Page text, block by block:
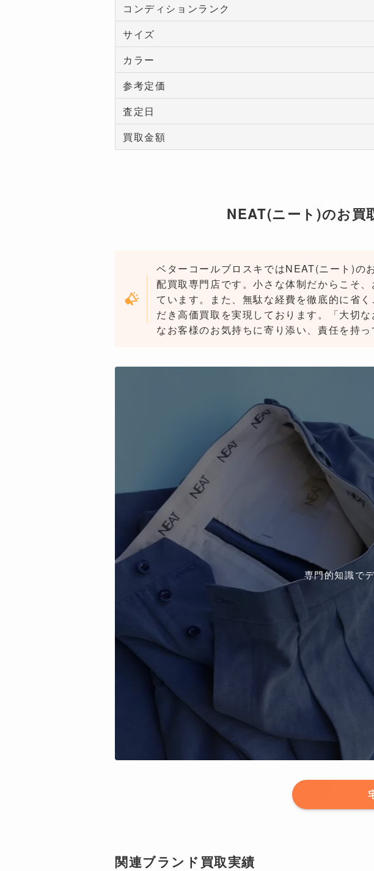
コンディションランク
サイズ
カラー
参考定価
査定日
買取金額
NEAT(ニート)のお
ベターコールブロスキではNEAT(ニート)の
配買取専門店です。小さな体制だからこそ
ています。また、無駄な経費を徹底的に省
だき高価買取を実現しております。「大切
なお客様のお気持ちに寄り添い、責任を持っ
専門的知識で
関連ブランド買取実績